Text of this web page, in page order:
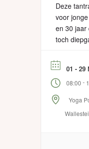
Deze
voor
en 30 jaar
toch
leven kan
een van
minder in
meer in je
Ook […]
01 - 29
08:00 -
Yoga